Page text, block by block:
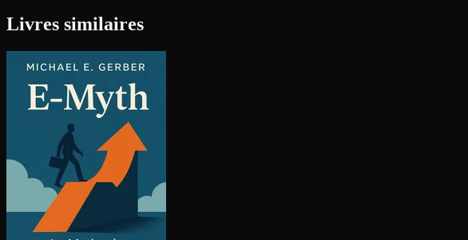
Livres similaires